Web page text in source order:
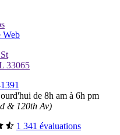
Web
33065
de 8h am à 6h pm
& 120th Av)
1 341 évaluations